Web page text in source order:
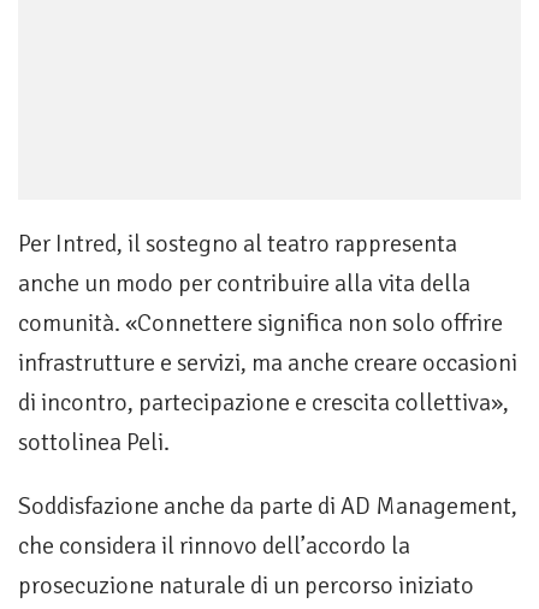
Per Intred, il sostegno al teatro rappresenta
anche un modo per contribuire alla vita della
comunità. «Connettere significa non solo offrire
infrastrutture e servizi, ma anche creare occasioni
di incontro, partecipazione e crescita collettiva»,
sottolinea Peli.
Soddisfazione anche da parte di AD Management,
che considera il rinnovo dell’accordo la
prosecuzione naturale di un percorso iniziato